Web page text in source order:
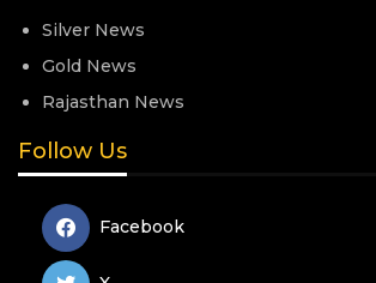
Silver News
Gold News
Rajasthan News
Follow Us
Facebook